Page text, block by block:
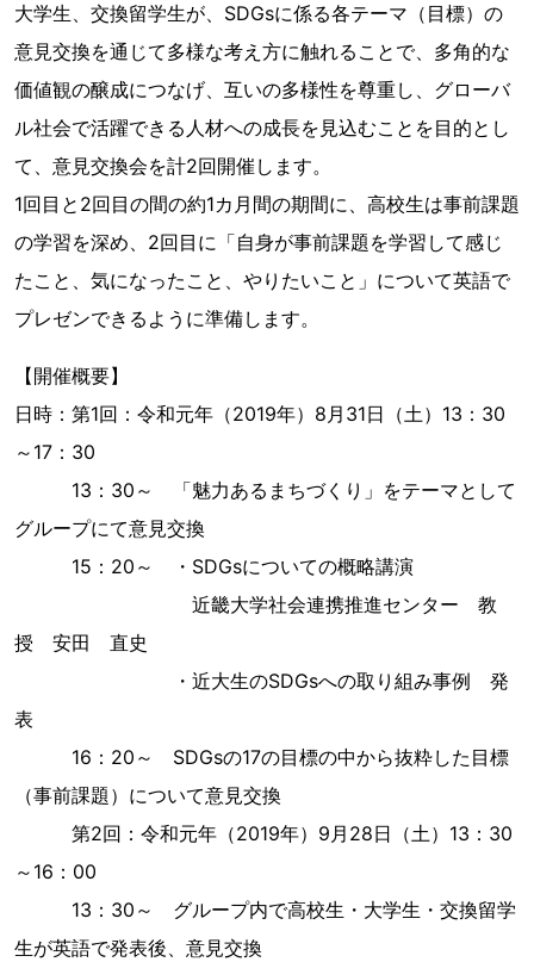
大学生、交換留学生が、SDGsに係る各テーマ（目標）の
意見交換を通じて多様な考え方に触れることで、多角的な
価値観の醸成につなげ、互いの多様性を尊重し、グローバ
ル社会で活躍できる人材への成長を見込むことを目的とし
て、意見交換会を計2回開催します。
1回目と2回目の間の約1カ月間の期間に、高校生は事前課題
の学習を深め、2回目に「自身が事前課題を学習して感じ
たこと、気になったこと、やりたいこと」について英語で
プレゼンできるように準備します。
【開催概要】
日時：第1回：令和元年（2019年）8月31日（土）13：30
～17：30
13：30～ 「魅力あるまちづくり」をテーマとして
グループにて意見交換
15：20～ ・SDGsについての概略講演
近畿大学社会連携推進センター 教
授 安田 直史
・近大生のSDGsへの取り組み事例 発
表
16：20～ SDGsの17の目標の中から抜粋した目標
（事前課題）について意見交換
第2回：令和元年（2019年）9月28日（土）13：30
～16：00
13：30～ グループ内で高校生・大学生・交換留学
生が英語で発表後、意見交換